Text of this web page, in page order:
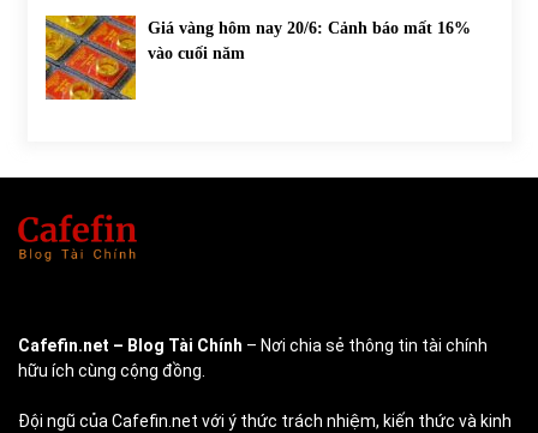
Giá vàng hôm nay 20/6: Cảnh báo mất 16%
vào cuối năm
Cafefin.net – Blog Tài Chính – Nơi chia sẻ thông tin tài chính
hữu ích cùng cộng đồng.
Đội ngũ của Cafefin.net với ý thức trách nhiệm, kiến thức và kinh